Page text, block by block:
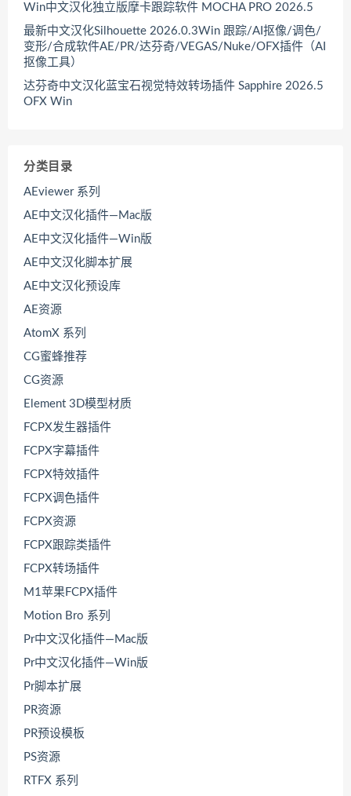
Win中文汉化独立版摩卡跟踪软件 MOCHA PRO 2026.5
最新中文汉化Silhouette 2026.0.3Win 跟踪/AI抠像/调色/
变形/合成软件AE/PR/达芬奇/VEGAS/Nuke/OFX插件（AI
抠像工具）
达芬奇中文汉化蓝宝石视觉特效转场插件 Sapphire 2026.5
OFX Win
分类目录
AEviewer 系列
AE中文汉化插件—Mac版
AE中文汉化插件—Win版
AE中文汉化脚本扩展
AE中文汉化预设库
AE资源
AtomX 系列
CG蜜蜂推荐
CG资源
Element 3D模型材质
FCPX发生器插件
FCPX字幕插件
FCPX特效插件
FCPX调色插件
FCPX资源
FCPX跟踪类插件
FCPX转场插件
M1苹果FCPX插件
Motion Bro 系列
Pr中文汉化插件—Mac版
Pr中文汉化插件—Win版
Pr脚本扩展
PR资源
PR预设模板
PS资源
RTFX 系列